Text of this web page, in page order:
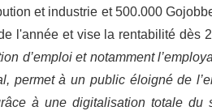
et industrie et 500.000
l'année et vise la rentabilité dès
d’emploi et notamment
permet à un public éloigné de
à une digitalisation totale du